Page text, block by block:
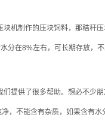
机制作的压块饲料，那秸
分在8%左右，可长期存放
提供了很多帮助。想必不少
，不能含有杂质，如果含有